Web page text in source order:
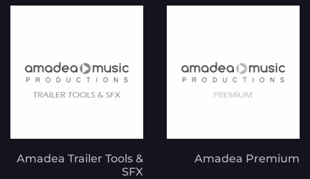
Amadea Premium
Amadea Trailer Tools &
SFX